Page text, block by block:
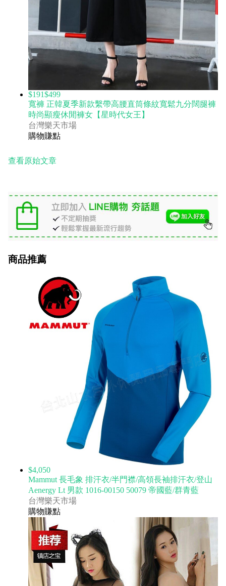
$191$499
寬褲 正韓夏季新款繫帶高腰直筒條紋寬鬆九分闊腿褲
時尚顯瘦休閒褲女【星時代女王】
台灣樂天市場
購物賺點
查看原始文章
商品推薦
$4,050
Mammut 長毛象 排汗衣/半門襟/高領長袖排汗衣/登山
Aenergy Lt 男款 1016-00150 50079 帝國藍/群青藍
台灣樂天市場
購物賺點